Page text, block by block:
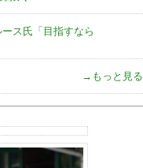
ス氏「目指すなら
→もっと見る